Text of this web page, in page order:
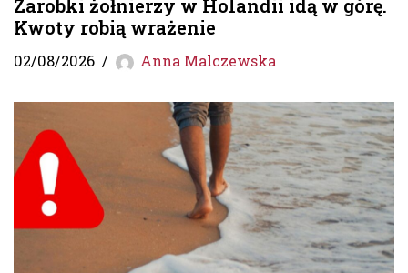
Zarobki żołnierzy w Holandii idą w górę.
Kwoty robią wrażenie
02/08/2026 Anna Malczewska